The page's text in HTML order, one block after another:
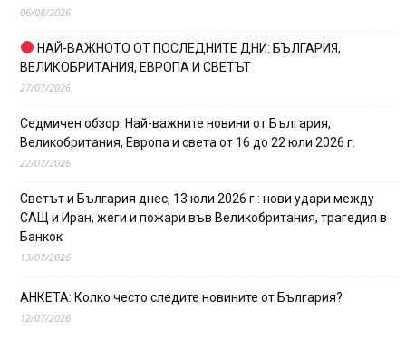
06/08/2026
НАЙ-ВАЖНОТО ОТ ПОСЛЕДНИТЕ ДНИ: БЪЛГАРИЯ,
ВЕЛИКОБРИТАНИЯ, ЕВРОПА И СВЕТЪТ
27/07/2026
Седмичен обзор: Най-важните новини от България,
Великобритания, Европа и света от 16 до 22 юли 2026 г.
22/07/2026
Светът и България днес, 13 юли 2026 г.: нови удари между
САЩ и Иран, жеги и пожари във Великобритания, трагедия в
Банкок
13/07/2026
АНКЕТА: Колко често следите новините от България?
12/07/2026